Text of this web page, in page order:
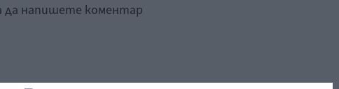
да напишете коментар